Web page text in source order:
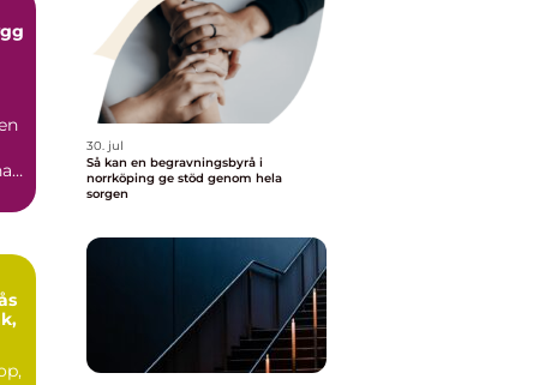
30. jul
Så kan en begravningsbyrå i
norrköping ge stöd genom hela
sorgen